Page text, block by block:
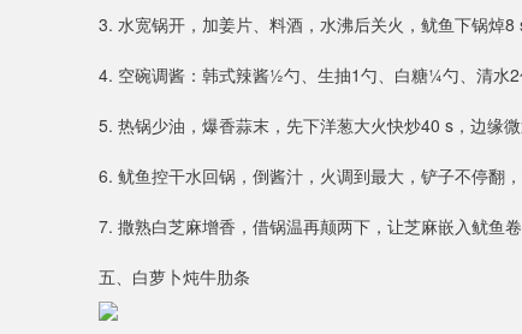
3. 水宽锅开，加姜片、料酒，水沸后关火，鱿鱼下锅焯8
4. 空碗调酱：韩式辣酱½勺、生抽1勺、白糖¼勺、清水2
5. 热锅少油，爆香蒜末，先下洋葱大火快炒40 s，边缘
6. 鱿鱼控干水回锅，倒酱汁，火调到最大，铲子不停翻
7. 撒熟白芝麻增香，借锅温再颠两下，让芝麻嵌入鱿鱼
五、白萝卜炖牛肋条